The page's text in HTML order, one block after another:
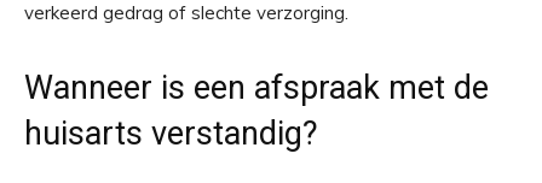
verkeerd gedrag of slechte verzorging.
Wanneer is een afspraak met de
huisarts verstandig?